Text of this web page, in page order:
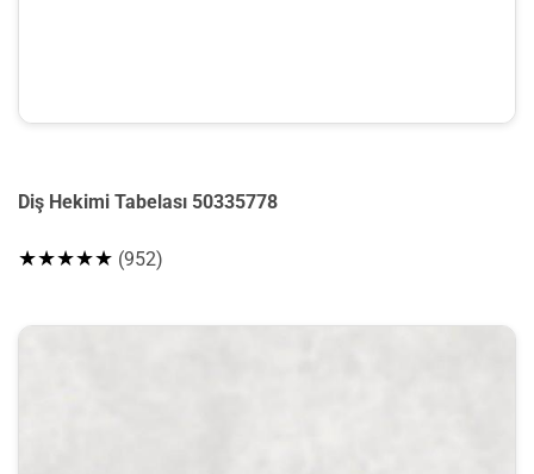
Diş Hekimi Tabelası 50335778
★★★★★ (952)